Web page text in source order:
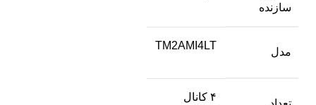
سازنده
مدل
TM2AMI4LT
۴ کانال